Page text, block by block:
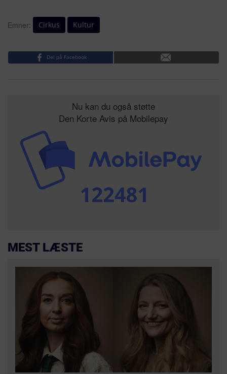
Emner: Cirkus Kultur
Del på Facebook
Nu kan du også støtte
Den Korte Avis på Mobilepay
MEST LÆSTE